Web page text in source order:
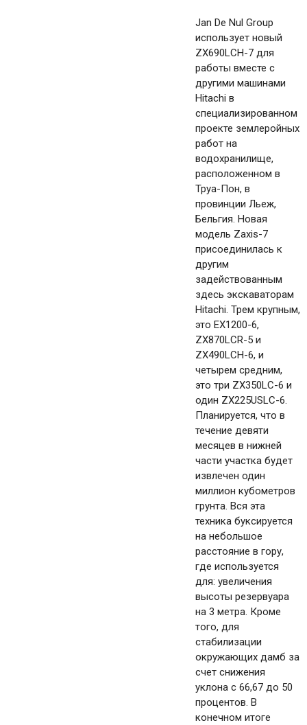
Jan De Nul Group
использует новый
ZX690LCH-7 для
работы вместе с
другими машинами
Hitachi в
специализированном
проекте землеройных
работ на
водохранилище,
расположенном в
Труа-Пон, в
провинции Льеж,
Бельгия. Новая
модель Zaxis-7
присоединилась к
другим
задействованным
здесь экскаваторам
Hitachi. Трем крупным,
это EX1200-6,
ZX870LCR-5 и
ZX490LCH-6, и
четырем средним,
это три ZX350LC-6 и
один ZX225USLC-6.
Планируется, что в
течение девяти
месяцев в нижней
части участка будет
извлечен один
миллион кубометров
грунта. Вся эта
техника буксируется
на небольшое
расстояние в гору,
где используется
для: увеличения
высоты резервуара
на 3 метра. Кроме
того, для
стабилизации
окружающих дамб за
счет снижения
уклона с 66,67 до 50
процентов. В
конечном итоге